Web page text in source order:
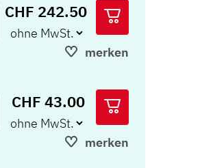
CHF 242.50
merken
CHF 43.00
merken